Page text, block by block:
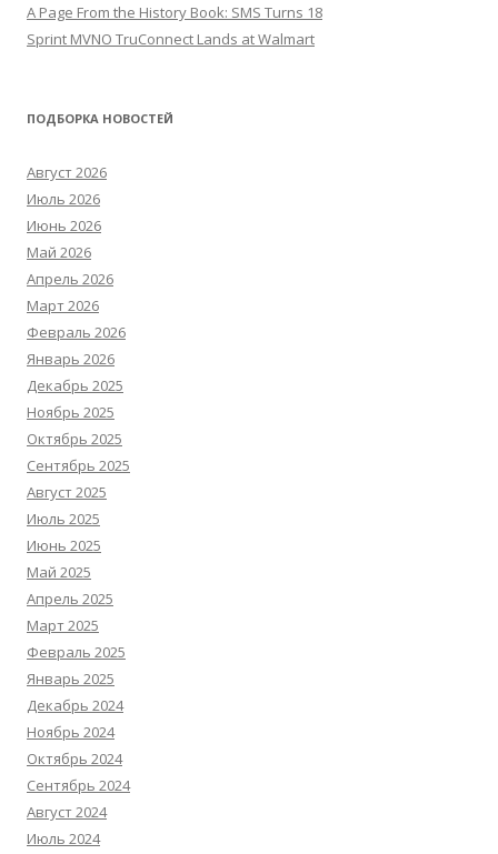
A Page From the History Book: SMS Turns 18
Sprint MVNO TruConnect Lands at Walmart
ПОДБОРКА НОВОСТЕЙ
Август 2026
Июль 2026
Июнь 2026
Май 2026
Апрель 2026
Март 2026
Февраль 2026
Январь 2026
Декабрь 2025
Ноябрь 2025
Октябрь 2025
Сентябрь 2025
Август 2025
Июль 2025
Июнь 2025
Май 2025
Апрель 2025
Март 2025
Февраль 2025
Январь 2025
Декабрь 2024
Ноябрь 2024
Октябрь 2024
Сентябрь 2024
Август 2024
Июль 2024